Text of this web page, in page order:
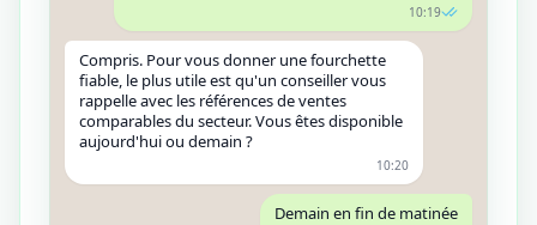
10:19
Compris. Pour vous donner une fourchette
fiable, le plus utile est qu'un conseiller vous
rappelle avec les références de ventes
comparables du secteur. Vous êtes disponible
aujourd'hui ou demain ?
10:20
Demain en fin de matinée